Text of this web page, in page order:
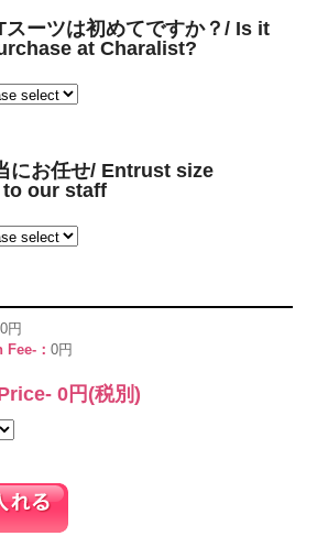
ーツは初めてですか？/ Is it
at Charalist?
にお任せ/ Entrust size
our staff
0円
Fee-：0円
0 円(税別)